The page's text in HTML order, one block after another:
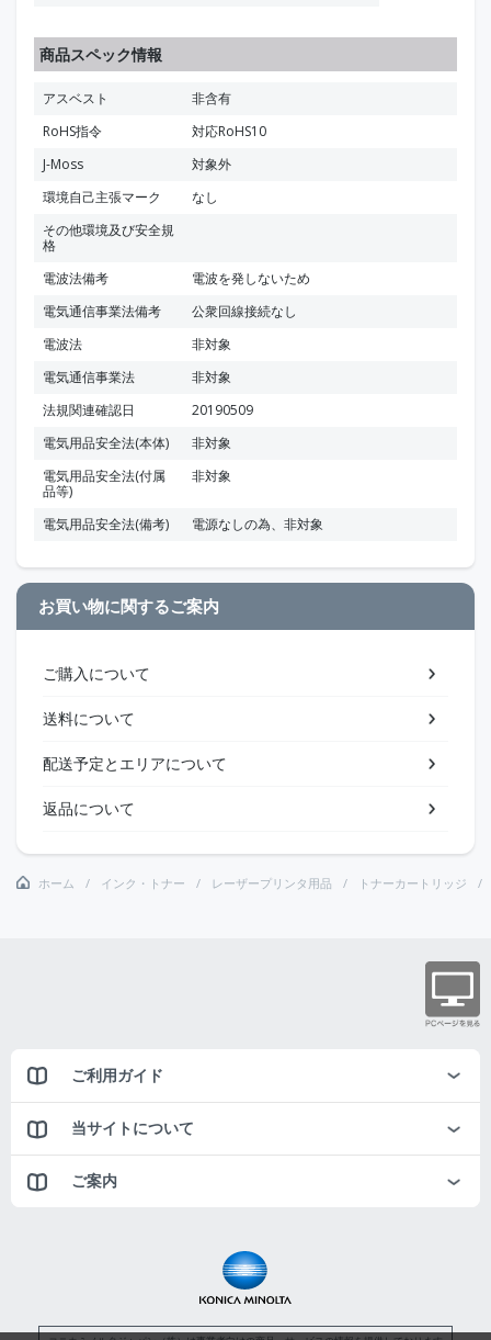
商品スペック情報
アスベスト
非含有
RoHS指令
対応RoHS10
J-Moss
対象外
環境自己主張マーク
なし
その他環境及び安全規
格
電波法備考
電波を発しないため
電気通信事業法備考
公衆回線接続なし
電波法
非対象
電気通信事業法
非対象
法規関連確認日
20190509
電気用品安全法(本体)
非対象
電気用品安全法(付属
品等)
非対象
電気用品安全法(備考) 電源なしの為、非対象
お買い物に関するご案内
ご購入について
送料について
配送予定とエリアについて
返品について
ホーム インク・トナー レーザープリンタ用品 トナーカートリッジ
ご利用ガイド
当サイトについて
ご案内